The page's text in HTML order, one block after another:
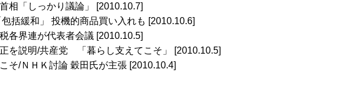
相「しっかり議論」 [2010.10.7]
包括緩和」 投機的商品買い入れも [2010.10.6]
各界連が代表者会議 [2010.10.5]
を説明/共産党 「暮らし支えてこそ」 [2010.10.5]
そ/ＮＨＫ討論 穀田氏が主張 [2010.10.4]